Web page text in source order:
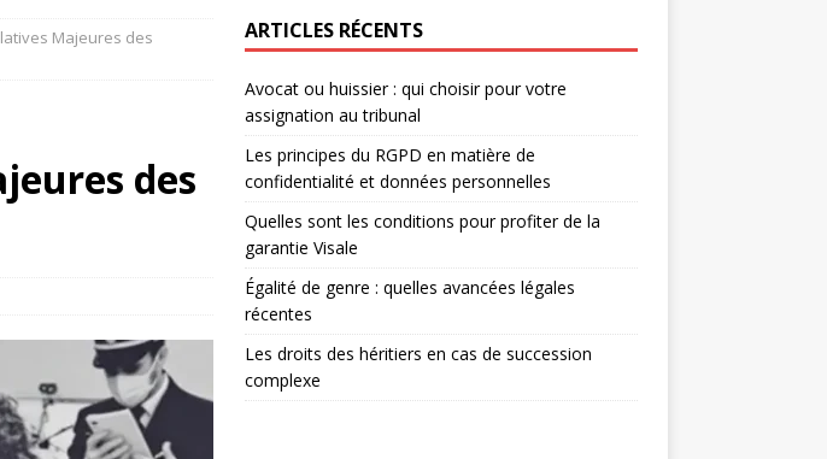
Visale
DROIT
au tribunal
Majeures des
des
ARTICLES RÉCENTS
Avocat ou huissier : qui choisir pour votre
assignation au tribunal
Les principes du RGPD en matière de
confidentialité et données personnelles
Quelles sont les conditions pour profiter de la
garantie Visale
Égalité de genre : quelles avancées légales
récentes
Les droits des héritiers en cas de succession
complexe